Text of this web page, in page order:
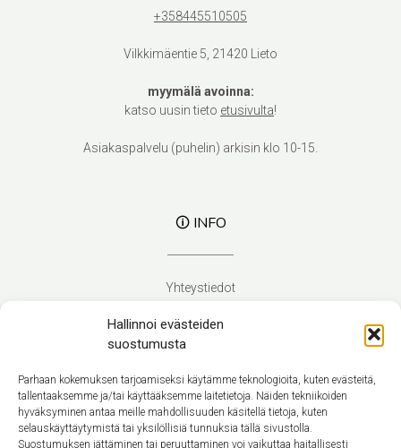
Hallinnoi evästeiden
suostumusta
Parhaan kokemuksen tarjoamiseksi käytämme teknologioita, kuten evästeitä,
tallentaaksemme ja/tai käyttääksemme laitetietoja. Näiden tekniikoiden
hyväksyminen antaa meille mahdollisuuden käsitellä tietoja, kuten
selauskäyttäytymistä tai yksilöllisiä tunnuksia tällä sivustolla.
Suostumuksen jättäminen tai peruuttaminen voi vaikuttaa haitallisesti
+358445510505
Vilkkimäentie 5, 21420 Lieto
myymälä avoinna:
katso uusin tieto etusivulta!
Asiakaspalvelu (puhelin) arkisin klo 10-15.
🛈 INFO
Yhteystiedot
Toimitusehdot
Tietosuojaseloste
Suomi